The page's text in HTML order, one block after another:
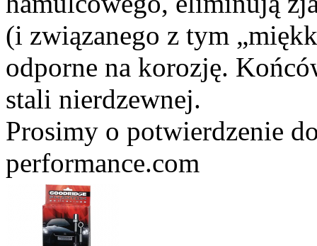
(i związanego z tym
odporne na korozję.
stali nierdzewnej.
Prosimy o potwierdzenie
performance.com